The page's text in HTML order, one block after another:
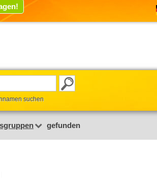
suchen
gefunden